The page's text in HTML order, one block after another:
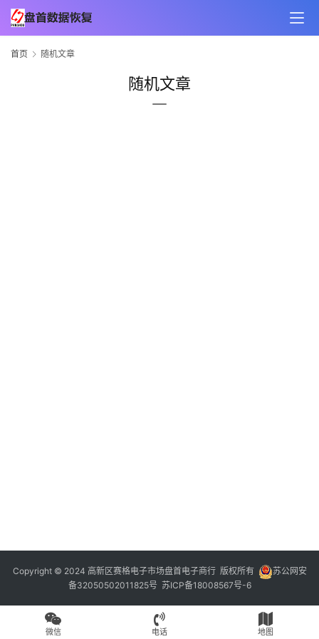
首页 随机文章
随机文章
Copyright © 2024 高新区赛格电子市场盘首电子商行 版权所有
苏公网安
备32050502011825号 苏ICP备18008567号-6
微信 电话 地图